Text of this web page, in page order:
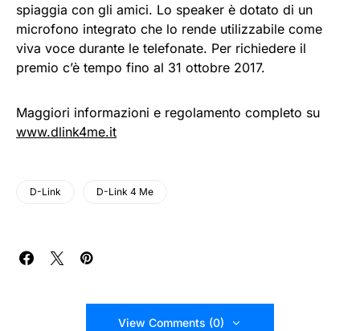
spiaggia con gli amici. Lo speaker è dotato di un
microfono integrato che lo rende utilizzabile come
viva voce durante le telefonate. Per richiedere il
premio c’è tempo fino al 31 ottobre 2017.
Maggiori informazioni e regolamento completo su
www.dlink4me.it
D-Link D-Link 4 Me
View Comments (0)